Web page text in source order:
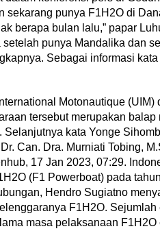
sekarang punya F1H2O di
berapa bulan lalu,” papar
punya Mandalika dan
Sebagai informasi
Motonautique
tersebut merupakan
kata Yonge
Can. Dra. Murniati Tobing,
17 Jan 2023, 07:29.
(F1 Powerboat) pada
Hendro Sugiatno
F1H2O.
masa pelaksanaan F1H2O